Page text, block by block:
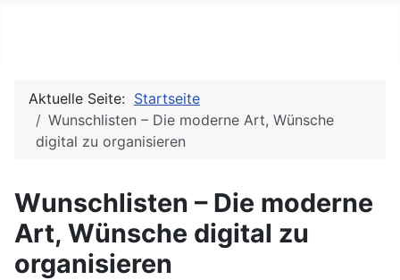
Aktuelle Seite: Startseite
Wunschlisten – Die moderne Art, Wünsche
digital zu organisieren
Wunschlisten – Die moderne
Art, Wünsche digital zu
organisieren